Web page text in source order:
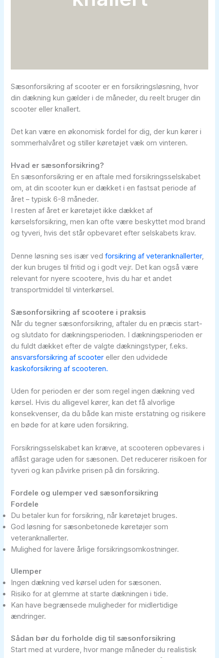
Sæsonforsikring af scooter er en forsikringsløsning, hvor
din dækning kun gælder i de måneder, du reelt bruger din
scooter eller knallert.
Det kan være en økonomisk fordel for dig, der kun kører i
sommerhalvåret og stiller køretøjet væk om vinteren.
Hvad er sæsonforsikring?
En sæsonforsikring er en aftale med forsikringsselskabet
om, at din scooter kun er dækket i en fastsat periode af
året – typisk 6-8 måneder.
I resten af året er køretøjet ikke dækket af
kørselsforsikring, men kan ofte være beskyttet mod brand
og tyveri, hvis det står opbevaret efter selskabets krav.
Denne løsning ses især vedforsikring af veteranknallerter,
der kun bruges til fritid og i godt vejr. Det kan også være
relevant for nyere scootere, hvis du har et andet
transportmiddel til vinterkørsel.
Sæsonforsikring af scootere i praksis
Når du tegner sæsonforsikring, aftaler du en præcis start-
og slutdato for dækningsperioden. I dækningsperioden er
du fuldt dækket efter de valgte dækningstyper, f.eks.
ansvarsforsikring af scooter eller den udvidede
kaskoforsikring af scooteren.
Uden for perioden er der som regel ingen dækning ved
kørsel. Hvis du alligevel kører, kan det få alvorlige
konsekvenser, da du både kan miste erstatning og risikere
en bøde for at køre uden forsikring.
Forsikringsselskabet kan kræve, at scooteren opbevares i
aflåst garage uden for sæsonen. Det reducerer risikoen for
tyveri og kan påvirke prisen på din forsikring.
Fordele og ulemper ved sæsonforsikring
Fordele
Du betaler kun for forsikring, når køretøjet bruges.
God løsning for sæsonbetonede køretøjer som
veteranknallerter.
Mulighed for lavere årlige forsikringsomkostninger.
Ulemper
Ingen dækning ved kørsel uden for sæsonen.
Risiko for at glemme at starte dækningen i tide.
Kan have begrænsede muligheder for midlertidige
ændringer.
Sådan bør du forholde dig til sæsonforsikring
Start med at vurdere, hvor mange måneder du realistisk